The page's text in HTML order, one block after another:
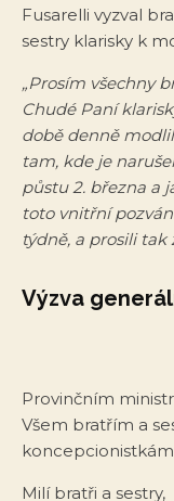
Fusarelli vyzval
sestry klarisky k
„Prosím všechny
Chudé Paní
době denně
tam, kde je
půstu 2. března a
toto vnitřní
týdně, a prosili tak
Výzva
Provinčním
Všem bratřím a
koncepcionistkám
Milí bratři a sestry,